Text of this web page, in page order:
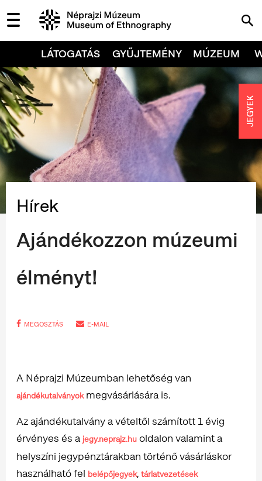
LÁTOGATÁS GYŰJTEMÉNY MÚZEUM
Hírek
Ajándékozzon múzeumi
élményt!
MEGOSZTÁS E-MAIL
A Néprajzi Múzeumban lehetőség van
ajándékutalványokmegvásárlására is.
Az ajándékutalvány a vételtől számított 1 évig
érvényes és a jegy.neprajz.hu oldalon valamint a
helyszíni jegypénztárakban történő vásárláskor
használható fel belépőjegyek, tárlatvezetések
JEGYEK